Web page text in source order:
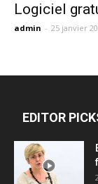
Logiciel
admin - 25 janvier
EDITOR